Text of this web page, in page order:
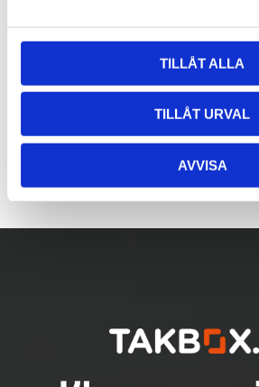
TILLÅT ALLA
TILLÅT URVAL
AVVISA